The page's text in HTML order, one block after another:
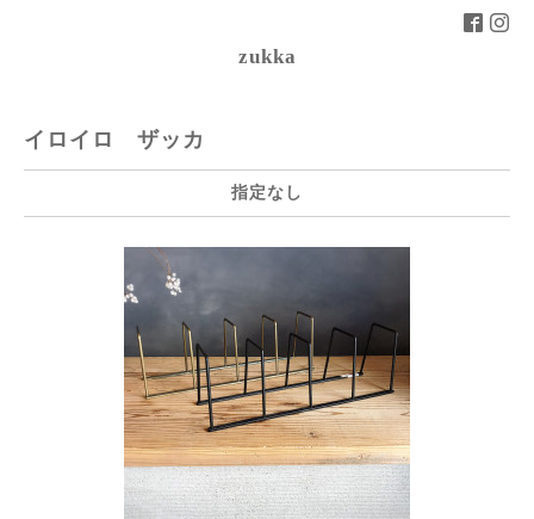
zukka
イロイロ ザッカ
指定なし